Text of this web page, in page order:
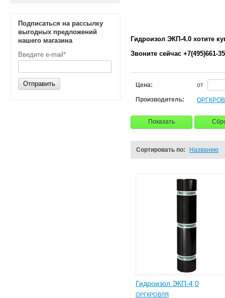
Подписаться на рассылку
выгодных предложений
нашего магазина
Введите e-mail *
Отправить
Гидроизол ЭКП-4.0 хотите
Звоните сейчас +7(495)661-
Цена: от
Производитель:
Показать
Сортировать по: Названию
Гидроизол ЭКП-4,0
ОРГКРОВЛЯ